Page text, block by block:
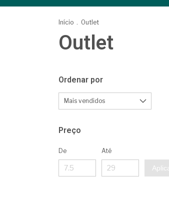
Início . Outlet
Outlet
Ordenar por
Preço
De Até